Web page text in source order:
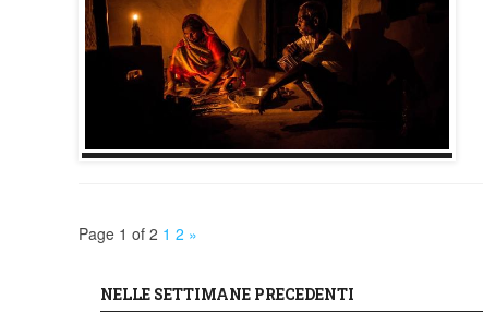
Page 1 of 2 1 2 »
NELLE SETTIMANE PRECEDENTI